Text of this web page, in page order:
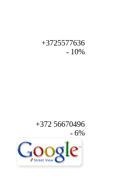
+3725577636
- 10%
+372 56670496
- 6%